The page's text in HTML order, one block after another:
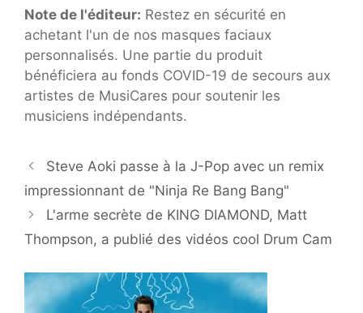
Note de l'éditeur: Restez en sécurité en
achetant l'un de nos masques faciaux
personnalisés. Une partie du produit
bénéficiera au fonds COVID-19 de secours aux
artistes de MusiCares pour soutenir les
musiciens indépendants.
Steve Aoki passe à la J-Pop avec un remix
impressionnant de "Ninja Re Bang Bang"
L'arme secrète de KING DIAMOND, Matt
Thompson, a publié des vidéos cool Drum Cam